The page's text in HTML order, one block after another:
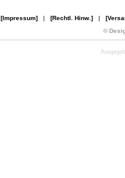
[Impressum] | [Rechtl. Hinw.] |
©